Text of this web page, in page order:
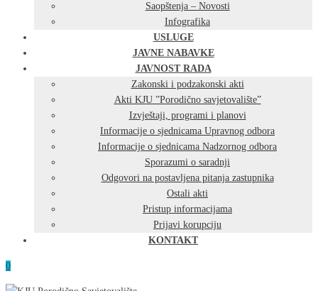
Saopštenja – Novosti
Infografika
USLUGE
JAVNE NABAVKE
JAVNOST RADA
Zakonski i podzakonski akti
Akti KJU ”Porodično savjetovalište”
Izvještaji, programi i planovi
Informacije o sjednicama Upravnog odbora
Informacije o sjednicama Nadzornog odbora
Sporazumi o saradnji
Odgovori na postavljena pitanja zastupnika
Ostali akti
Pristup informacijama
Prijavi korupciju
KONTAKT
0